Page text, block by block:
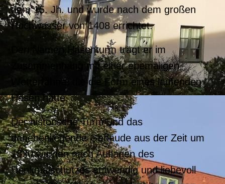
dem 15. Jh. und wurde nach dem großen
Hochwasser von 1408 errichtet.
Den Namen Hasenturm trägt er im
Zusammenhang mit einer ehemaligen
Wetterfahne, die die Form eines laufenden
Hasen hatte.
Der historische Turm und das
danebenliegende Gebäude aus der Zeit um
1830 wurden nach Auflagen des
Denkmalschutzes aufwendig und liebevoll